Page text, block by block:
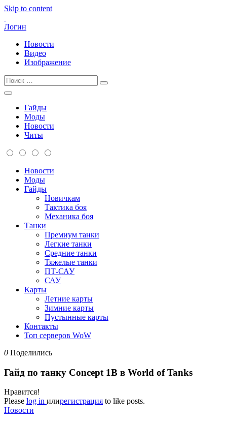
Skip to content
Логин
Новости
Видео
Изображение
Гайды
Моды
Новости
Читы
Новости
Моды
Гайды
Новичкам
Тактика боя
Механика боя
Танки
Премиум танки
Легкие танки
Средние танки
Тяжелые танки
ПТ-САУ
САУ
Карты
Летние карты
Зимние карты
Пустынные карты
Контакты
Топ серверов WoW
0 Поделились
Гайд по танку Concept 1B в World of Tanks
Нравится!
Please log in илирегистрация to like posts.
Новости